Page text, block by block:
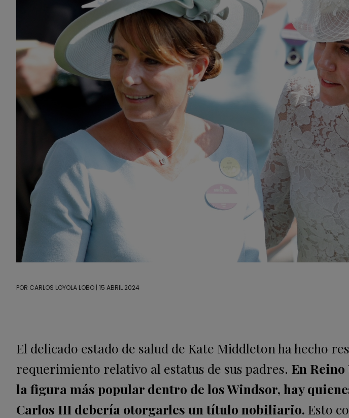
POR CARLOS LOYOLA LOBO | 15 ABRIL 2024
El delicado estado de salud de Kate Middleton ha hecho
requerimiento relativo al estatus de sus padres. En Reino
la figura más popular dentro de los Windsor, hay
Carlos III debería otorgarles un título nobiliario. Esto